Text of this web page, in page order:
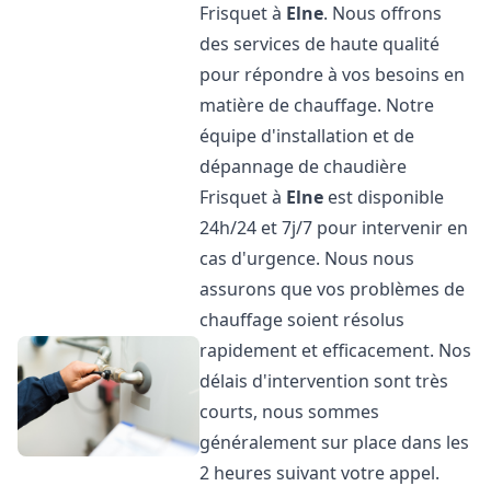
Frisquet à Elne. Nous offrons
des services de haute qualité
pour répondre à vos besoins en
matière de chauffage. Notre
équipe d'installation et de
dépannage de chaudière
Frisquet à Elne est disponible
24h/24 et 7j/7 pour intervenir en
cas d'urgence. Nous nous
assurons que vos problèmes de
chauffage soient résolus
rapidement et efficacement. Nos
délais d'intervention sont très
courts, nous sommes
généralement sur place dans les
2 heures suivant votre appel.